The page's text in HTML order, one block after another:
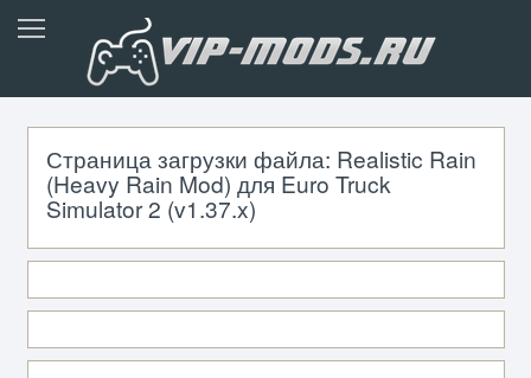
Страница загрузки файла: Realistic Rain
(Heavy Rain Mod) для Euro Truck
Simulator 2 (v1.37.x)